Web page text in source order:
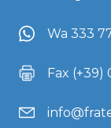
Wa 333
Fax (+39)